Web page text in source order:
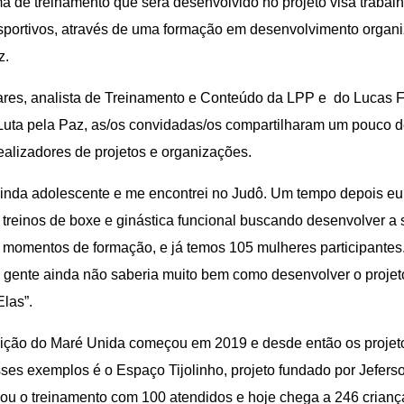
através de uma formação em desenvolvimento
analista de Treinamento e Conteúdo da LPP e do Lucas
pela Paz, as/os convidadas/os compartilharam um pouco
de projetos e organizações.
adolescente e me encontrei no Judô. Um tempo depois eu
de boxe e ginástica funcional buscando desenvolver a
de formação, e já temos 105 mulheres
ainda não saberia muito bem como desenvolver o
do Maré Unida começou em 2019 e desde então os
exemplos é o Espaço Tijolinho, projeto fundado por
o treinamento com 100 atendidos e hoje chega a 246